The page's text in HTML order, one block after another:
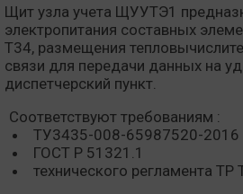
Щит узла учета ЩУУТЭ1
электропитания составных
Т34, размещения
связи для передачи данных на
диспетчерский пункт.
Соответствуют требованиям :
ТУ3435-008-65987520-2016
ГОСТ Р 51321.1
технического регламента